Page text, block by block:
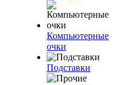
Компьютерные
очки
Подставки